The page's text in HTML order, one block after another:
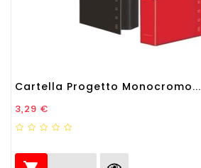
Cartella Progetto Monocromo...
Prezzo
3,29 €